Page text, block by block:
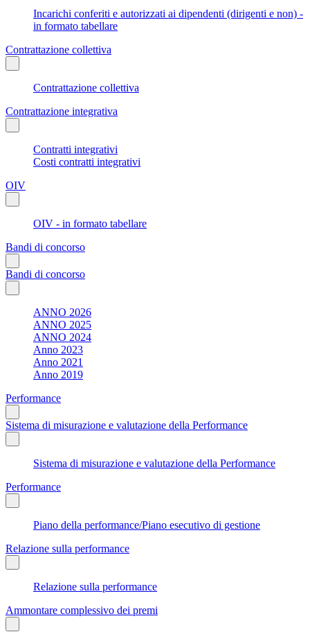
Incarichi conferiti e autorizzati ai dipendenti (dirigenti e non) -
in formato tabellare
Contrattazione collettiva
Contrattazione collettiva
Contrattazione integrativa
Contratti integrativi
Costi contratti integrativi
OIV
OIV - in formato tabellare
Bandi di concorso
Bandi di concorso
ANNO 2026
ANNO 2025
ANNO 2024
Anno 2023
Anno 2021
Anno 2019
Performance
Sistema di misurazione e valutazione della Performance
Sistema di misurazione e valutazione della Performance
Performance
Piano della performance/Piano esecutivo di gestione
Relazione sulla performance
Relazione sulla performance
Ammontare complessivo dei premi